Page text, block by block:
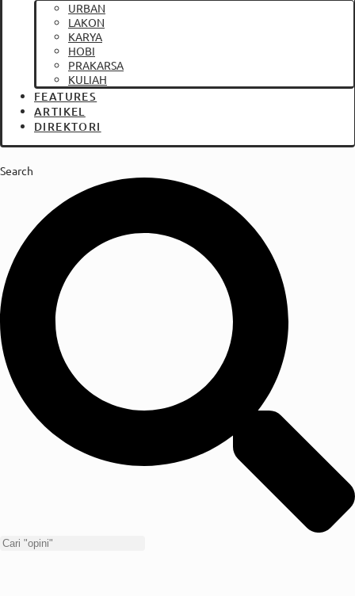
URBAN
LAKON
KARYA
HOBI
PRAKARSA
KULIAH
FEATURES
ARTIKEL
DIREKTORI
Search